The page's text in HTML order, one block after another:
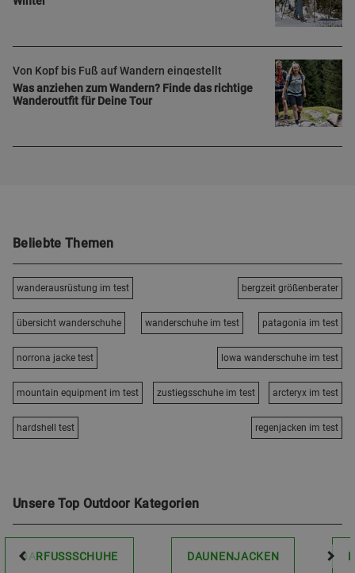
Von Kopf bis Fuß auf Wandern eingestellt
Was anziehen zum Wandern? Finde das richtige
Wanderoutfit für Deine Tour
Beliebte Themen
wanderausrüstung im test bergzeit größenberater
übersicht wanderschuhe wanderschuhe im test patagonia im test
norrona jacke test lowa wanderschuhe im test
mountain equipment im test zustiegsschuhe im test arcteryx im test
hardshell test regenjacken im test
Unsere Top Outdoor Kategorien
BARFUSSSCHUHE DAUNENJACKEN